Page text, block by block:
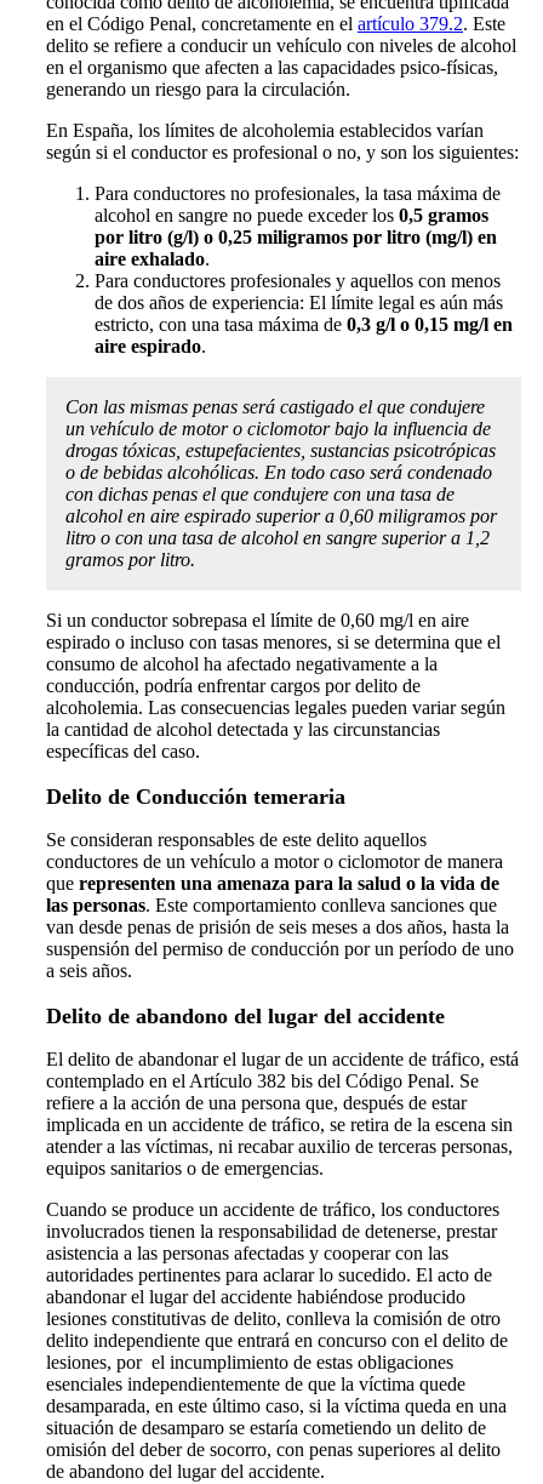
en el Código Penal, concretamente en el artículo 379.2. Este
delito se refiere a conducir un vehículo con niveles de alcohol
en el organismo que afecten a las capacidades psico-físicas,
generando un riesgo para la circulación.
En España, los límites de alcoholemia establecidos varían
según si el conductor es profesional o no, y son los siguientes:
Para conductores no profesionales, la tasa máxima de
alcohol en sangre no puede exceder los 0,5 gramos
por litro (g/l) o 0,25 miligramos por litro (mg/l) en
aire exhalado.
Para conductores profesionales y aquellos con menos
de dos años de experiencia: El límite legal es aún más
estricto, con una tasa máxima de 0,3 g/l o 0,15 mg/l en
aire espirado.
Con las mismas penas será castigado el que condujere
un vehículo de motor o ciclomotor bajo la influencia de
drogas tóxicas, estupefacientes, sustancias psicotrópicas
o de bebidas alcohólicas. En todo caso será condenado
con dichas penas el que condujere con una tasa de
alcohol en aire espirado superior a 0,60 miligramos por
litro o con una tasa de alcohol en sangre superior a 1,2
gramos por litro.
Si un conductor sobrepasa el límite de 0,60 mg/l en aire
espirado o incluso con tasas menores, si se determina que el
consumo de alcohol ha afectado negativamente a la
conducción, podría enfrentar cargos por delito de
alcoholemia. Las consecuencias legales pueden variar según
la cantidad de alcohol detectada y las circunstancias
específicas del caso.
Delito de Conducción temeraria
Se consideran responsables de este delito aquellos
conductores de un vehículo a motor o ciclomotor de manera
que representen una amenaza para la salud o la vida de
las personas. Este comportamiento conlleva sanciones que
van desde penas de prisión de seis meses a dos años, hasta la
suspensión del permiso de conducción por un período de uno
a seis años.
Delito de abandono del lugar del accidente
El delito de abandonar el lugar de un accidente de tráfico, está
contemplado en el Artículo 382 bis del Código Penal. Se
refiere a la acción de una persona que, después de estar
implicada en un accidente de tráfico, se retira de la escena sin
atender a las víctimas, ni recabar auxilio de terceras personas,
equipos sanitarios o de emergencias.
Cuando se produce un accidente de tráfico, los conductores
involucrados tienen la responsabilidad de detenerse, prestar
asistencia a las personas afectadas y cooperar con las
autoridades pertinentes para aclarar lo sucedido. El acto de
abandonar el lugar del accidente habiéndose producido
lesiones constitutivas de delito, conlleva la comisión de otro
delito independiente que entrará en concurso con el delito de
lesiones, por el incumplimiento de estas obligaciones
esenciales independientemente de que la víctima quede
desamparada, en este último caso, si la víctima queda en una
situación de desamparo se estaría cometiendo un delito de
omisión del deber de socorro, con penas superiores al delito
de abandono del lugar del accidente.